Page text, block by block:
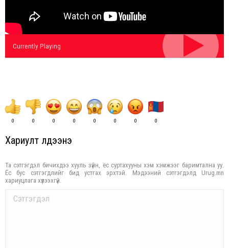
Currently Playing
0 0 0 0 0 0 0 0
Хариулт үлдээнэ үү
Та сэтгэгдэл бичихдээ хууль зүйн, ёс суртахууны хэм хэмжээг баримтална уу.
Ёс бус сэтгэгдлийг бид устгах эрхтэй. Мэдээний сэтгэгдэлд Urug.mn
хариуцлага хүлээхгүй.
Comment